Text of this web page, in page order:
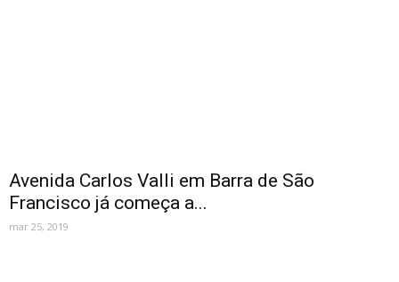
Avenida Carlos Valli em Barra de São
Francisco já começa a...
mar 25, 2019